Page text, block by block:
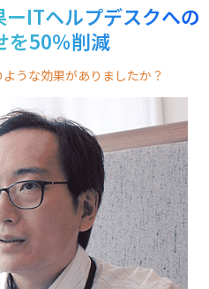
ITヘルプデスクへの
を50％削減
うな効果がありましたか？